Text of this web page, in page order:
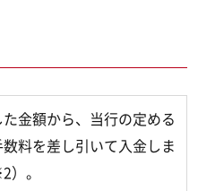
金額から、当行の定める
料を差し引いて入金しま
。